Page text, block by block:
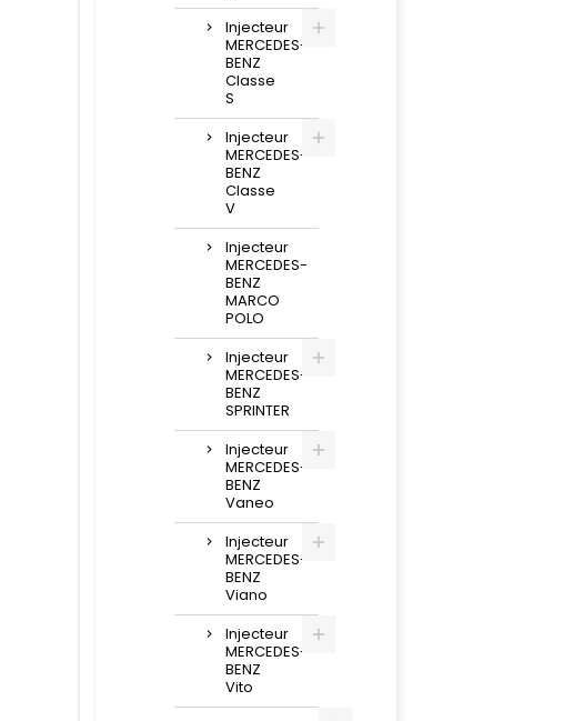
Injecteur
MERCEDES-
BENZ
Classe
S
Injecteur
MERCEDES-
BENZ
Classe
V
Injecteur
MERCEDES-
BENZ
MARCO
POLO
Injecteur
MERCEDES-
BENZ
SPRINTER
Injecteur
MERCEDES-
BENZ
Vaneo
Injecteur
MERCEDES-
BENZ
Viano
Injecteur
MERCEDES-
BENZ
Vito